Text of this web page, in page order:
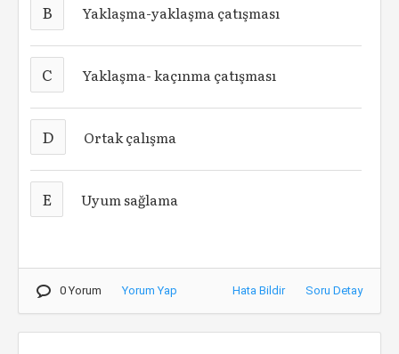
B Yaklaşma-yaklaşma çatışması
C Yaklaşma- kaçınma çatışması
D Ortak çalışma
E Uyum sağlama
0 Yorum Yorum Yap Hata Bildir Soru Detay